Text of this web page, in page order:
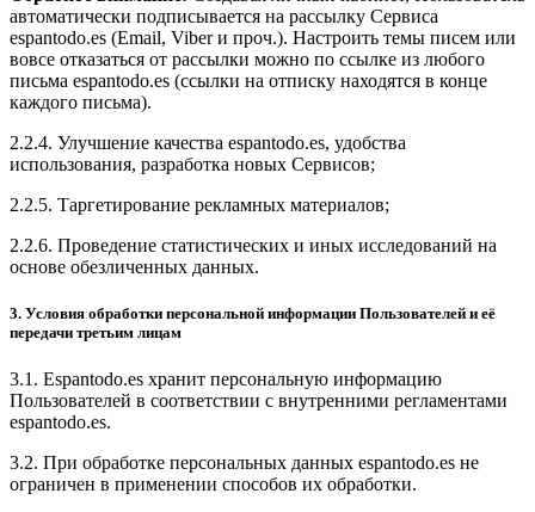
автоматически подписывается на рассылку Сервиса
espantodo.es (Email, Viber и проч.). Настроить темы писем или
вовсе отказаться от рассылки можно по ссылке из любого
письма espantodo.es (ссылки на отписку находятся в конце
каждого письма).
2.2.4. Улучшение качества espantodo.es, удобства
использования, разработка новых Сервисов;
2.2.5. Таргетирование рекламных материалов;
2.2.6. Проведение статистических и иных исследований на
основе обезличенных данных.
3. Условия обработки персональной информации Пользователей и её
передачи третьим лицам
3.1. Espantodo.es хранит персональную информацию
Пользователей в соответствии с внутренними регламентами
espantodo.es.
3.2. При обработке персональных данных espantodo.es не
ограничен в применении способов их обработки.